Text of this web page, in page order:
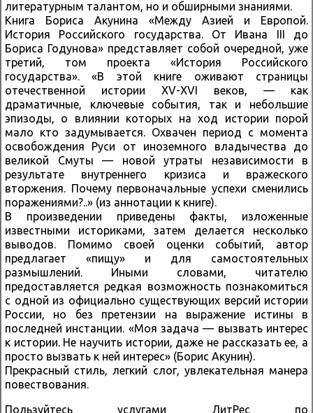
литературным талантом, но и обширными знаниями.
Книга Бориса Акунина «Между Азией и Европой.
История Российского государства. От Ивана III до
Бориса Годунова» представляет собой очередной, уже
третий, том проекта «История Российского
государства». «В этой книге оживают страницы
отечественной истории XV-XVI веков, — как
драматичные, ключевые события, так и небольшие
эпизоды, о влиянии которых на ход истории порой
мало кто задумывается. Охвачен период с момента
освобождения Руси от иноземного владычества до
великой Смуты — новой утраты независимости в
результате внутреннего кризиса и вражеского
вторжения. Почему первоначальные успехи сменились
поражениями?..» (из аннотации к книге).
В произведении приведены факты, изложенные
известными историками, затем делается несколько
выводов. Помимо своей оценки событий, автор
предлагает «пищу» и для самостоятельных
размышлений. Иными словами, читателю
предоставляется редкая возможность познакомиться
с одной из официально существующих версий истории
России, но без претензии на выражение истины в
последней инстанции. «Моя задача — вызвать интерес
к истории. Не научить истории, даже не рассказать ее, а
просто вызвать к ней интерес» (Борис Акунин).
Прекрасный стиль, легкий слог, увлекательная манера
повествования.
Пользуйтесь услугами ЛитРес по